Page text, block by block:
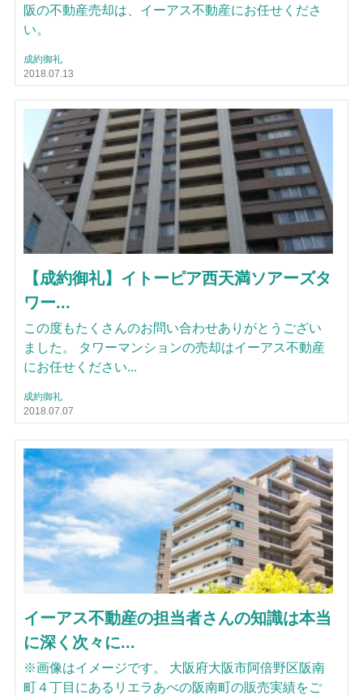
阪の不動産売却は、イーアス不動産にお任せくださ
い。
成約御礼
2018.07.13
【成約御礼】イトーピア西天満ソアーズタ
ワー...
この度もたくさんのお問い合わせありがとうござい
ました。 タワーマンションの売却はイーアス不動産
にお任せください...
成約御礼
2018.07.07
イーアス不動産の担当者さんの知識は本当
に深く次々に...
※画像はイメージです。 大阪府大阪市阿倍野区阪南
町４丁目にあるリエラあべの阪南町の販売実績をご